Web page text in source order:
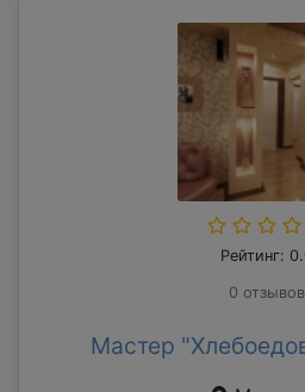
Рейтинг:
0 отзывов
Мастер